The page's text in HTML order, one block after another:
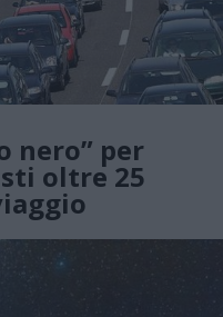
nero” per
oltre 25